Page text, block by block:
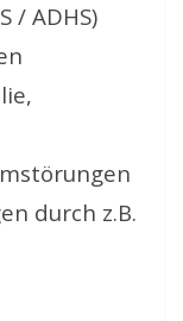
/ ADHS)
durch z.B.